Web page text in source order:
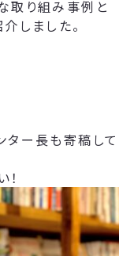
取り組み事例と
しました。
ター長も寄稿して